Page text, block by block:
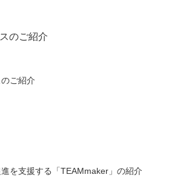
のご紹介
ご紹介
を支援する「TEAMmaker」の紹介